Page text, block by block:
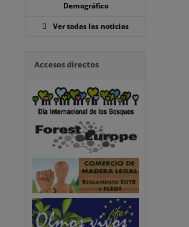
Demográfico
Ver todas las noticias
Accesos directos